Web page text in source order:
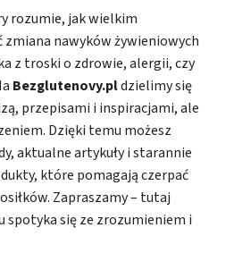
rozumie, jak wielkim
nawyków żywieniowych
z troski o zdrowie, alergii, czy
Bezglutenovy.pldzielimy się
przepisami i inspiracjami, ale
Dzięki temu możesz
aktualne artykuły i starannie
które pomagają czerpać
Zapraszamy – tutaj
spotyka się ze zrozumieniem i